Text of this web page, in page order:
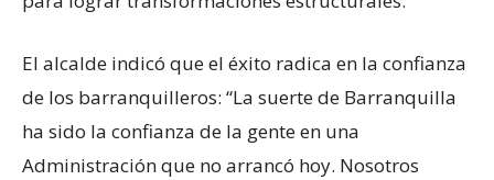
El alcalde indicó que el éxito radica en la confianza
de los barranquilleros: “La suerte de Barranquilla
ha sido la confianza de la gente en una
Administración que no arrancó hoy. Nosotros